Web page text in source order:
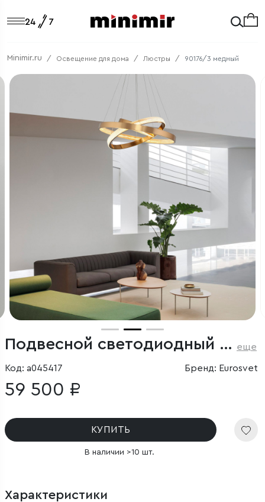
Minimir.ru Освещение для дома Люстры 90176/3 медный
Подвесной светодиодный светильник с пультом управления еще
Код: a045417 Бренд: Eurosvet
59 500 ₽
КУПИТЬ
В наличии >10 шт.
Характеристики